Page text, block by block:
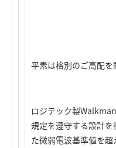
平素は格別のご高配
ロジテック製
規定を遵守する設計
た微弱電波基準値を